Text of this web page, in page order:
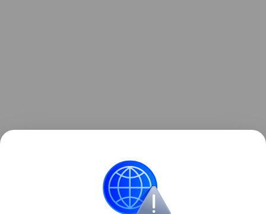
практика, когда клиенты МФО закрывают один
займ за счет нового, что, по мнению главы
регулятора, является «верным путем в долговую